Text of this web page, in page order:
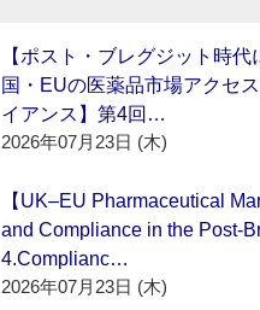
【ポスト・ブレグジット時代
国・EUの医薬品市場アクセ
イアンス】第4回…
2026年07月23日 (木)
【UK–EU Pharmaceutical
and Compliance in the Post-
4.Complianc…
2026年07月23日 (木)